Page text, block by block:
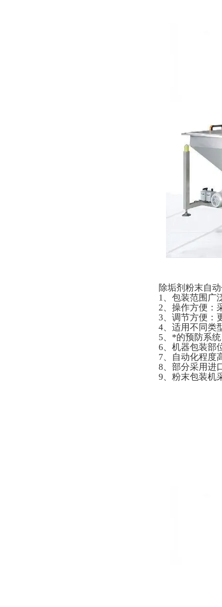
除垢剂粉末自
1、包装范围广
2、操作方便：
3、调节方便：
4、适用不同类
5、*的预防系
6、机器包装部
7、自动化程度
8、部分采用进
9、粉末包装机